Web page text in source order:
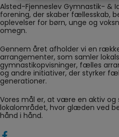
Alsted-Fjenneslev Gymnastik- &
forening, der skaber fællesskab,
oplevelser for børn, unge og
omegn.
Gennem året afholder vi en
arrangementer, som samler
gymnastikopvisninger, fælles
og andre initiativer, der styrker
generationer.
Vores mål er, at være en aktiv og
lokalområdet, hvor glæden ved
hånd i hånd.